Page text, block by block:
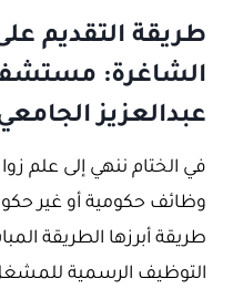
طريقة التقديم
الشاغرة:
عبدالعزيز
في الختام ننهي إلى علم
وظائف حكومية أو غير
طريقة أبرزها الطريقة
التوظيف الرسمية